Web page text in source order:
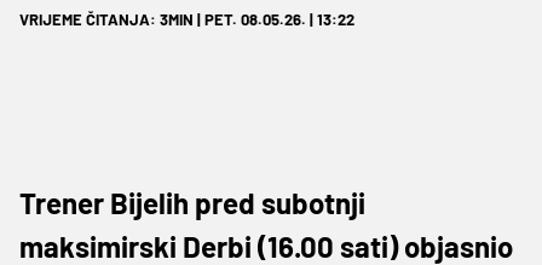
VRIJEME ČITANJA: 3MIN | PET. 08.05.26. | 13:22
Trener Bijelih pred subotnji
maksimirski Derbi (16.00 sati) objasnio